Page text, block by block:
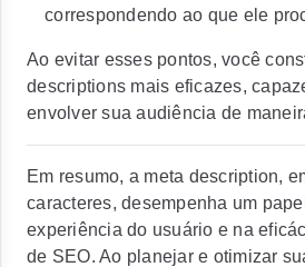
correspondendo ao que ele
Ao evitar esses pontos, você
descriptions mais eficazes,
envolver sua audiência de
Em resumo, a meta description,
caracteres, desempenha um
experiência do usuário e na
de SEO. Ao planejar e otimizar